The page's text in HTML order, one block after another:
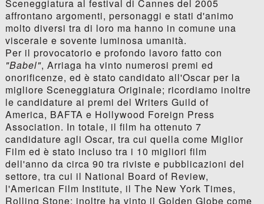
Sceneggiatura al festival di Cannes del 2005
affrontano argomenti, personaggi e stati d'animo
molto diversi tra di loro ma hanno in comune una
viscerale e sovente luminosa umanità.
Per il provocatorio e profondo lavoro fatto con
"Babel", Arriaga ha vinto numerosi premi ed
onorificenze, ed è stato candidato all'Oscar per la
migliore Sceneggiatura Originale; ricordiamo inoltre
le candidature ai premi del Writers Guild of
America, BAFTA e Hollywood Foreign Press
Association. In totale, il film ha ottenuto 7
candidature agli Oscar, tra cui quella come Miglior
Film ed è stato incluso tra i 10 migliori film
dell'anno da circa 90 tra riviste e pubblicazioni del
settore, tra cui il National Board of Review,
l'American Film Institute, il The New York Times,
Rolling Stone; inoltre ha vinto il Golden Globe come